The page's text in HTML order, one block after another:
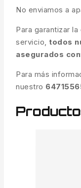
No enviamos a
Para garantizar
servicio, todos
asegurados
Para más
nuestro